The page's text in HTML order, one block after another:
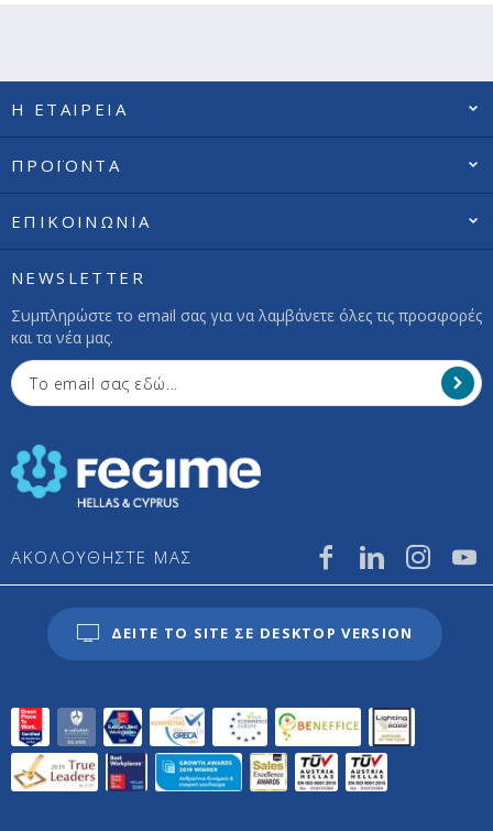
Η ΕΤΑΙΡΕΙΑ
ΠΡΟΪΟΝΤΑ
ΕΠΙΚΟΙΝΩΝΙΑ
NEWSLETTER
Συμπληρώστε το email σας για να λαμβάνετε όλες τις προσφορές
και τα νέα μας.
ΑΚΟΛΟΥΘΗΣΤΕ ΜΑΣ
ΔΕΙΤΕ ΤΟ SITE ΣΕ DESKTOP VERSION